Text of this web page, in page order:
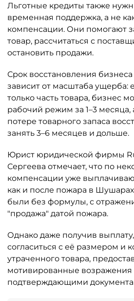
Льготные кредиты также
временная поддержка, а не
компенсации. Они помогают
товар, рассчитаться с
остановить продажи.
Срок восстановления бизнеса
зависит от масштаба ущерба:
только часть товара, бизнес
рабочий режим за 1–3 месяца,
потере товарного запаса
занять 3–6 месяцев и дольше.
Юрист юридической фирмы
Сергеева отмечает, что по
компенсации уже
как и после пожара в
были без формулы, с
"продажа" датой пожара.
Однако даже получив
согласиться с её размером и
утраченного товара,
мотивированные возражения
подтверждающими